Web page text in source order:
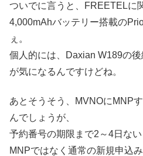
ついでに言うと、FREETELに
4,000mAhバッテリー搭載の
ぇ。
個人的には、Daxian W189の
が気になるんですけどね。
あとそうそう、MVNOにMNP
んでしょうが、
予約番号の期限まで2～4日ない
MNPではなく通常の新規申込